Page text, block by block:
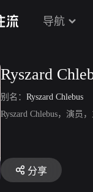
导航
Ryszard
别名： Ryszard Chlebus
Ryszard Chlebus，演员
分享